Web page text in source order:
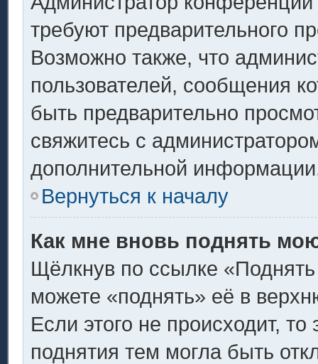
требуют предварительного
Возможно также, что
пользователей, сообщения
быть предварительно
свяжитесь с
дополнительной
Вернуться к началу
Как мне вновь поднять
Щёлкнув по ссылке
можете «поднять» её в
Если этого не происходит, то
поднятия тем могла быть